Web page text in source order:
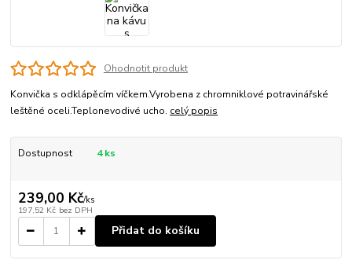
Ohodnotit produkt
Konvička s odklápěcím víčkem.Vyrobena z chromniklové potravinářské
leštěné oceli.Teplonevodivé ucho. celý popis
Dostupnost 4 ks
239,00 Kč/ks
197,52 Kč bez DPH
Přidat do košíku